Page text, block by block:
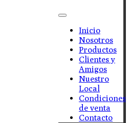
Inicio
Nosotros
Productos
Clientes y
Amigos
Nuestro
Local
Condiciones
de venta
Contacto